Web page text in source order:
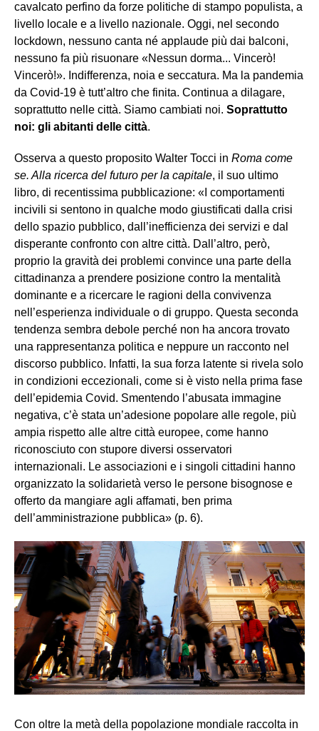
cavalcato perfino da forze politiche di stampo populista, a
livello locale e a livello nazionale. Oggi, nel secondo
lockdown, nessuno canta né applaude più dai balconi,
nessuno fa più risuonare «Nessun dorma... Vincerò!
Vincerò!». Indifferenza, noia e seccatura. Ma la pandemia
da Covid-19 è tutt’altro che finita. Continua a dilagare,
soprattutto nelle città. Siamo cambiati noi. Soprattutto
noi: gli abitanti delle città.
Osserva a questo proposito Walter Tocci in Roma come
se. Alla ricerca del futuro per la capitale, il suo ultimo
libro, di recentissima pubblicazione: «I comportamenti
incivili si sentono in qualche modo giustificati dalla crisi
dello spazio pubblico, dall’inefficienza dei servizi e dal
disperante confronto con altre città. Dall’altro, però,
proprio la gravità dei problemi convince una parte della
cittadinanza a prendere posizione contro la mentalità
dominante e a ricercare le ragioni della convivenza
nell’esperienza individuale o di gruppo. Questa seconda
tendenza sembra debole perché non ha ancora trovato
una rappresentanza politica e neppure un racconto nel
discorso pubblico. Infatti, la sua forza latente si rivela solo
in condizioni eccezionali, come si è visto nella prima fase
dell’epidemia Covid. Smentendo l’abusata immagine
negativa, c’è stata un’adesione popolare alle regole, più
ampia rispetto alle altre città europee, come hanno
riconosciuto con stupore diversi osservatori
internazionali. Le associazioni e i singoli cittadini hanno
organizzato la solidarietà verso le persone bisognose e
offerto da mangiare agli affamati, ben prima
dell’amministrazione pubblica» (p. 6).
Con oltre la metà della popolazione mondiale raccolta in